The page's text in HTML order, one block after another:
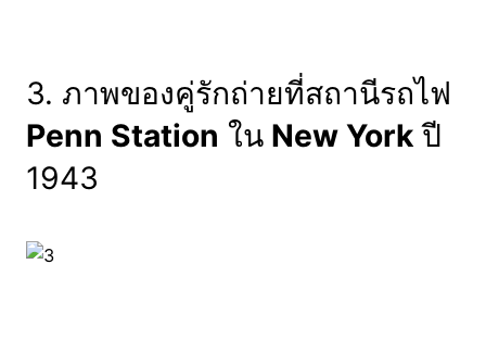
3. ภาพของคู่รักถ่ายที่สถานีรถไฟ
Penn Station ใน New York ปี
1943